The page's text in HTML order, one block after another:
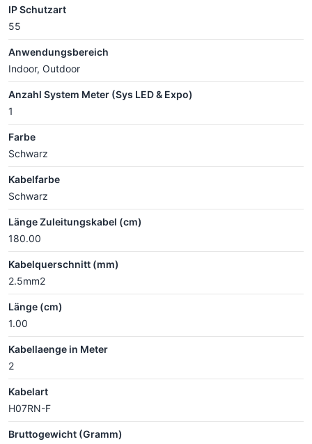
IP Schutzart
55
Anwendungsbereich
Indoor, Outdoor
Anzahl System Meter (Sys LED & Expo)
1
Farbe
Schwarz
Kabelfarbe
Schwarz
Länge Zuleitungskabel (cm)
180.00
Kabelquerschnitt (mm)
2.5mm2
Länge (cm)
1.00
Kabellaenge in Meter
2
Kabelart
H07RN-F
Bruttogewicht (Gramm)